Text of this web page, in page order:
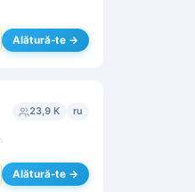
Alătură-te →
23,9 K ru
Alătură-te →